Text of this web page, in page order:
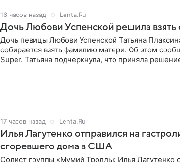
16 часов назад Lenta.Ru
Дочь Любови Успенской решила
Дочь певицы Любови Успенской Татьяна
собирается взять фамилию матери. Об этом
Super. Татьяна подчеркнула, что приняла
17 часов назад Lenta.Ru
Илья Лагутенко отправился на
сгоревшего дома в США
Солист группы «Мумий Тролль» Илья Лагутенко